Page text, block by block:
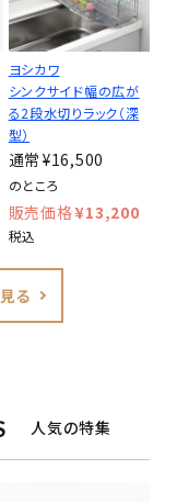
ヨシカワ
シンクサイド幅の広が
る2段水切りラック（深
型）
¥16,500
のところ
¥13,200
税込
る
人気の特集